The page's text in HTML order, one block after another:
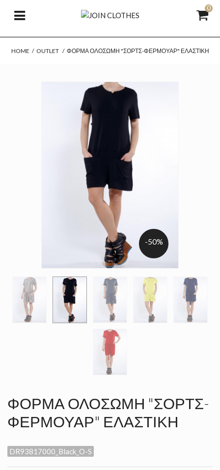
0
HOME / OUTLET / ΦΌΡΜΑ ΟΛΌΣΩΜΗ "ΣΌΡΤΣ-ΦΕΡΜΟΥΆΡ" ΕΛΑΣΤΙΚΉ
-50%
ΦΌΡΜΑ ΟΛΌΣΩΜΗ "ΣΌΡΤΣ-
ΦΕΡΜΟΥΆΡ" ΕΛΑΣΤΙΚΉ
DR93817000_Black_O-S